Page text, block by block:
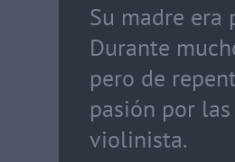
Su madre era
Durante
pero de
pasión por
violinista.